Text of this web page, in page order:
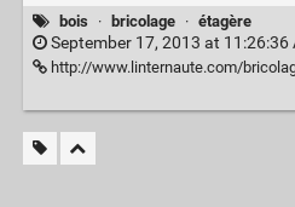
bois · bricolage · étagère
September 17, 2013 at 11:26:36
http://www.linternaute.com/bricolage/menuiserie/tutoriel-pratique/